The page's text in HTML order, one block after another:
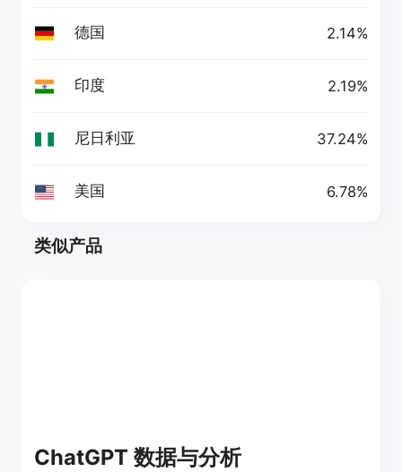
德国 2.14%
印度 2.19%
尼日利亚 37.24%
美国 6.78%
类似产品
ChatGPT 数据与分析